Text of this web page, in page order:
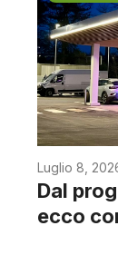
Luglio 8,
Dal
ecco